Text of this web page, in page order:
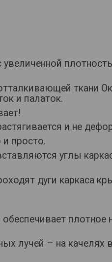
ткани
и палаток.
и не
и просто.
углы
дуги каркаса
плотное
лучей – на качелях